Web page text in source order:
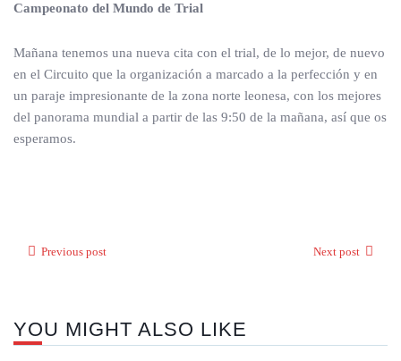
Campeonato del Mundo de Trial
Mañana tenemos una nueva cita con el trial, de lo mejor, de nuevo
en el Circuito que la organización a marcado a la perfección y en
un paraje impresionante de la zona norte leonesa, con los mejores
del panorama mundial a partir de las 9:50 de la mañana, así que os
esperamos.
Previous post Next post
YOU MIGHT ALSO LIKE